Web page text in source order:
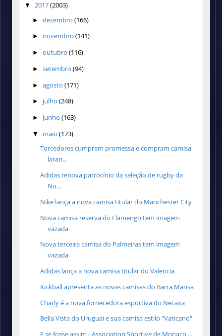
▼ 2017(2003)
► dezembro (166)
► novembro (141)
► outubro (116)
► setembro (94)
► agosto (171)
► julho (248)
► junho (163)
▼ maio (173)
Torcedores cumprem promessa e compram camisa
laran...
Adidas renova patrocínio da seleção de rugby da
No...
Nike lança a nova camisa titular do Manchester City
Nova camisa reserva do Flamengo tem imagem
vazada
Nova terceira camisa do Palmeiras tem imagem
vazada
Adidas lança a nova camisa titular do Valencia
Kickball apresenta as novas camisas do Barra Mansa
Charly é a nova fornecedora esportiva do Necaxa
Bella Vista do Uruguai e sua camisa estilo "Vaticano"
E se fosse assim - Association Sportive de Monaco ...